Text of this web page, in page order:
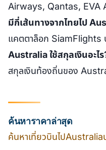
Airways, Qantas, EVA
มีกี่เส้นทางจากไทยไป
แคตตาล็อก SiamFlights
Australia ใช้สกุลเงินอะไร
สกุลเงินท้องถิ่นของ
ค้นหาราคาล่าสุด
ค้นหาเที่ยวบินไป